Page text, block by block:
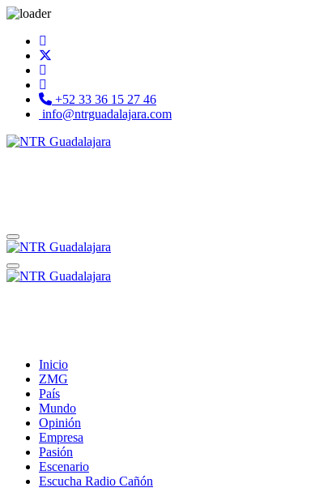
+52 33 36 15 27 46
info@ntrguadalajara.com
Inicio
ZMG
País
Mundo
Opinión
Empresa
Pasión
Escenario
Escucha Radio Cañón